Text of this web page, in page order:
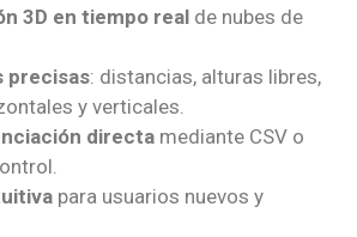
3D en tiempo real de nubes de
precisas: distancias, alturas libres,
y verticales.
directa mediante CSV o
para usuarios nuevos y